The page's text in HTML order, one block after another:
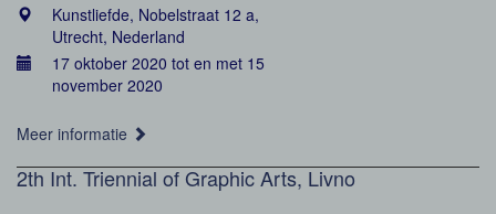
Kunstliefde, Nobelstraat 12 a,
Utrecht, Nederland
17 oktober 2020 tot en met 15
november 2020
Meer informatie
2th Int. Triennial of Graphic Arts, Livno